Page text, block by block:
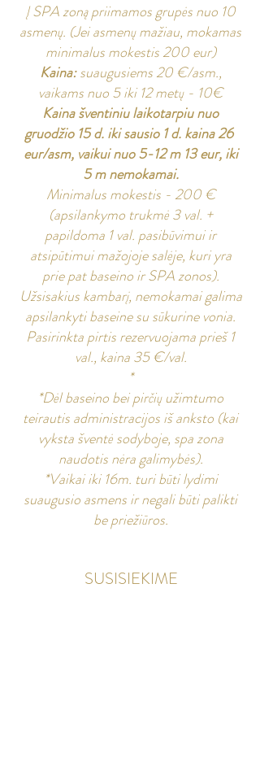
Į SPA zoną priimamos grupės nuo 10
asmenų. (Jei asmenų mažiau, mokamas
minimalus mokestis 200 eur)
Kaina:suaugusiems 20 €/asm.,
vaikams nuo 5 iki 12 metų - 10€
Kaina šventiniu laikotarpiu nuo
gruodžio 15 d. iki sausio 1 d. kaina 26
eur/asm, vaikui nuo 5-12 m 13 eur, iki
5 m nemokamai.
Minimalus mokestis - 200 €
(apsilankymo trukmė 3 val. +
papildoma 1 val. pasibūvimui ir
atsipūtimui mažojoje salėje, kuri yra
prie pat baseino ir SPA zonos).
Užsisakius kambarį, nemokamai galima
apsilankyti baseine su sūkurine vonia.
Pasirinkta pirtis rezervuojama prieš 1
val., kaina 35 €/val.
*
*Dėl baseino bei pirčių užimtumo
teirautis administracijos iš anksto (kai
vyksta šventė sodyboje, spa zona
naudotis nėra galimybės).
*Vaikai iki 16m. turi būti lydimi
suaugusio asmens ir negali būti palikti
be priežiūros.
SUSISIEKIME